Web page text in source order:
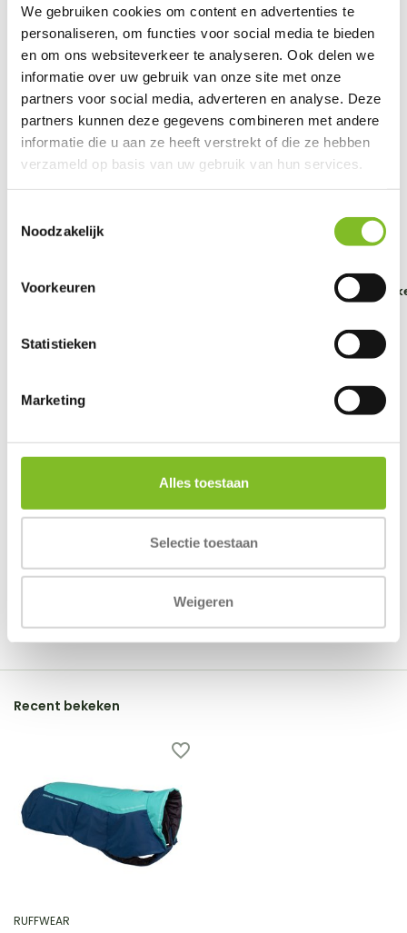
We gebruiken cookies om content en advertenties te
personaliseren, om functies voor social media te bieden
en om ons websiteverkeer te analyseren. Ook delen we
informatie over uw gebruik van onze site met onze
partners voor social media, adverteren en analyse. Deze
partners kunnen deze gegevens combineren met andere
informatie die u aan ze heeft verstrekt of die ze hebben
verzameld op basis van uw gebruik van hun services.
Noodzakelijk
Voorkeuren
Statistieken
Marketing
Alles toestaan
Selectie toestaan
Weigeren
Do you have a question about this product?
Our employee is happy to help you find the right product
Send mail
This product is available in the following variants:
Sun Shower
Incl. btw
Reviews
Based on 0 reviews
Er zijn nog geen reviews geschreven over dit product..
Recent bekeken
RUFFWEAR